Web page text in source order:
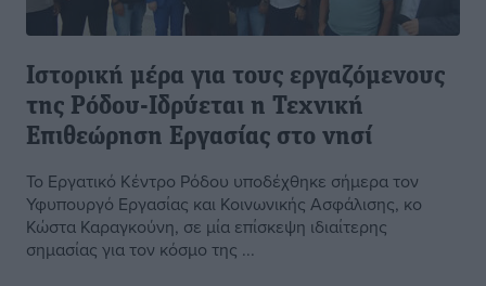
Ιστορική μέρα για τους εργαζόμενους
της Ρόδου-Ιδρύεται η Τεχνική
Επιθεώρηση Εργασίας στο νησί
Το Εργατικό Κέντρο Ρόδου υποδέχθηκε σήμερα τον
Υφυπουργό Εργασίας και Κοινωνικής Ασφάλισης, κο
Κώστα Καραγκούνη, σε μία επίσκεψη ιδιαίτερης
σημασίας για τον κόσμο της ...